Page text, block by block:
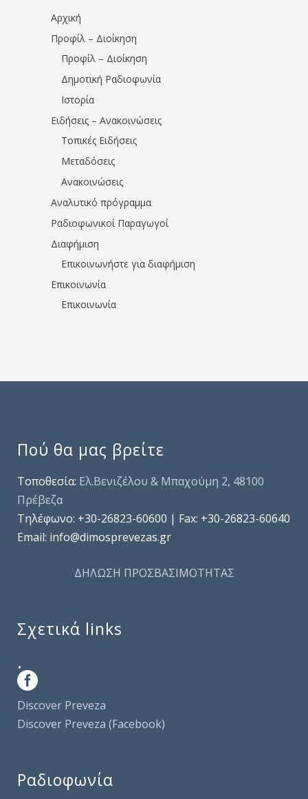
Αρχική
Προφίλ – Διοίκηση
Προφίλ – Διοίκηση
Δημοτική Ραδιοφωνία
Ιστορία
Ειδήσεις – Ανακοινώσεις
Τοπικές Ειδήσεις
Μεταδόσεις
Ανακοινώσεις
Αναλυτικό πρόγραμμα
Ραδιοφωνικοί Παραγωγοί
Διαφήμιση
Επικοινωνήστε για διαφήμιση
Επικοινωνία
Επικοινωνία
Πού θα μας βρείτε
Τοποθεσία: Ελ.Βενιζέλου & Μπαχούμη 2, 48100
Πρέβεζα
Τηλέφωνo: +30-26823-60600 | Fax: +30-26823-60640
Email: info@dimosprevezas.gr
ΔΗΛΩΣΗ ΠΡΟΣΒΑΣΙΜΟΤΗΤΑΣ
Σχετικά links
.
Discover Preveza
Discover Preveza (Facebook)
Ραδιοφωνία